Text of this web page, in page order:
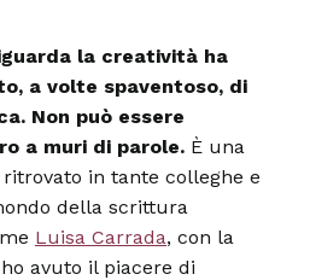
la creatività ha
a volte spaventoso, di
Non può essere
a muri di parole. È una
in tante colleghe e
della scrittura
Luisa Carrada, con la
avuto il piacere di